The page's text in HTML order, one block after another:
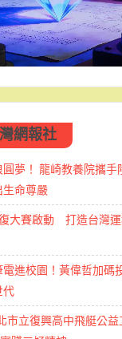
網報社
夢！ 龍崎教養院攜手
生命尊嚴
大賽啟動 打造台灣
進校園！黃偉哲加碼
代
市立復興高中飛艇公